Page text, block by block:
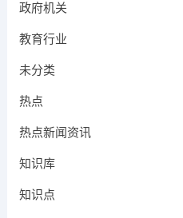
政府机关
教育行业
未分类
热点
热点新闻资讯
知识库
知识点